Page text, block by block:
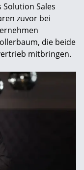
Sales
zuvor bei
die beide
mitbringen.